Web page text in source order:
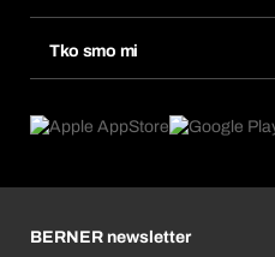
Ponovno naručivanje
Pretplate
Tražitelji proizvoda
Tko smo mi
Što nas pokreće
Business Conduct
BERNER newsletter